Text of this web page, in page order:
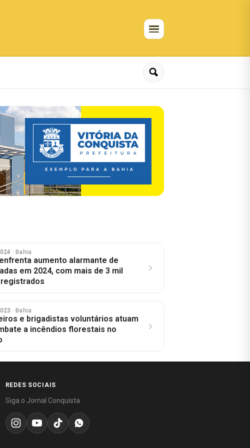
· Bahia
aumento alarmante de
em 2024, com mais de 3 mil
· Bahia
e brigadistas voluntários atuam
a incêndios florestais no
REDES SOCIAIS
Siga o Jornal Conquista